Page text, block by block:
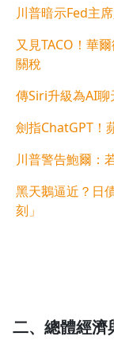
川普暗示Fed主
又見TACO！華
關稅
傳Siri升級為AI
劍指ChatGPT！
川普警告鮑爾：
黑天鵝逼近？日
刻」
二、 總體經濟